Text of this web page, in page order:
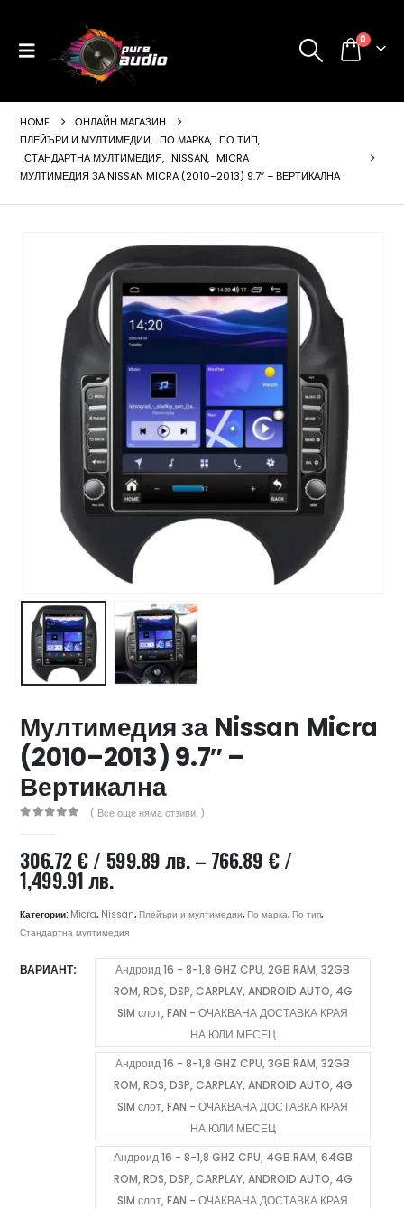
0
HOME
ОНЛАЙН МАГАЗИН
ПЛЕЙЪРИ И МУЛТИМЕДИИ, ПО МАРКА, ПО ТИП,
СТАНДАРТНА МУЛТИМЕДИЯ, NISSAN, MICRA
МУЛТИМЕДИЯ ЗА NISSAN MICRA (2010–2013) 9.7″ – ВЕРТИКАЛНА
Мултимедия за Nissan Micra
(2010–2013) 9.7″ –
Вертикална
( Все още няма отзиви. )
306.72€/ 599.89 лв.– 766.89 €/
1,499.91 лв.Price
range:
306.72 €
/
599.89 лв.
through
766.89 €
/
1,499.91 лв.
Категории: Micra, Nissan,Плейъри и мултимедии,По марка,По тип,
Стандартна мултимедия
ВАРИАНТ
Андроид 16 - 8-1,8 GHZ CPU, 2GB RAM, 32GB
ROM, RDS, DSP, CARPLAY, ANDROID AUTO, 4G
SIM слот, FAN - ОЧАКВАНА ДОСТАВКА КРАЯ
НА ЮЛИ МЕСЕЦ
Андроид 16 - 8-1,8 GHZ CPU, 3GB RAM, 32GB
ROM, RDS, DSP, CARPLAY, ANDROID AUTO, 4G
SIM слот, FAN - ОЧАКВАНА ДОСТАВКА КРАЯ
НА ЮЛИ МЕСЕЦ
Андроид 16 - 8-1,8 GHZ CPU, 4GB RAM, 64GB
ROM, RDS, DSP, CARPLAY, ANDROID AUTO, 4G
SIM слот, FAN - ОЧАКВАНА ДОСТАВКА КРАЯ